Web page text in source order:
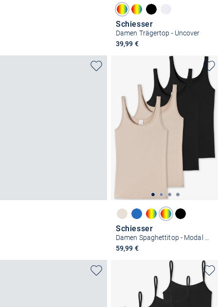
Schiesser
Damen Trägertop - Uncover
39,99 €
Schiesser
Damen Spaghettitop - Modal Essentials
59,99 €